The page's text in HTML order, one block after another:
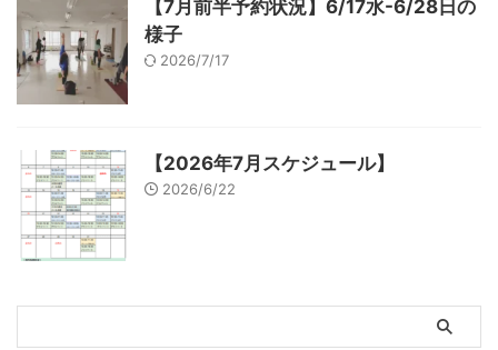
【7月前半予約状況】6/17水-6/28日の
様子
2026/7/17
【2026年7月スケジュール】
2026/6/22